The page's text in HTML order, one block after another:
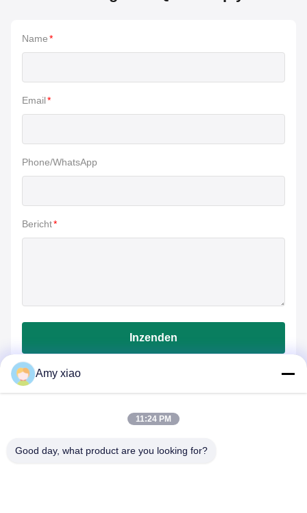
Name*
Email*
Phone/WhatsApp
Bericht*
Inzenden
Amy xiao
11:24 PM
Good day, what product are you looking for?